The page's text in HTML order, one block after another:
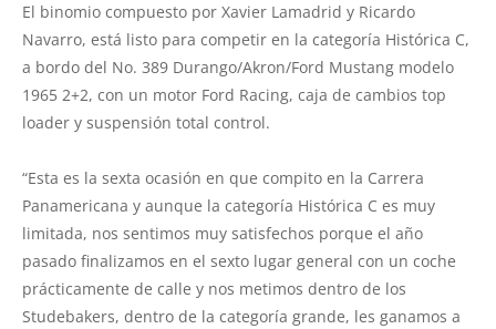
El binomio compuesto por Xavier Lamadrid y Ricardo
Navarro, está listo para competir en la categoría Histórica C,
a bordo del No. 389 Durango/Akron/Ford Mustang modelo
1965 2+2, con un motor Ford Racing, caja de cambios top
loader y suspensión total control.
“Esta es la sexta ocasión en que compito en la Carrera
Panamericana y aunque la categoría Histórica C es muy
limitada, nos sentimos muy satisfechos porque el año
pasado finalizamos en el sexto lugar general con un coche
prácticamente de calle y nos metimos dentro de los
Studebakers, dentro de la categoría grande, les ganamos a